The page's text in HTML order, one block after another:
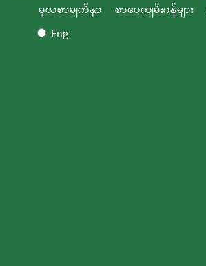
မူလစာမျက်နှာ စာပေကျမ်းဂန်များ
Eng